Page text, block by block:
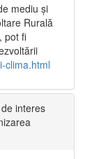
mediu și
Rurală
pot fi
clima.html
interes